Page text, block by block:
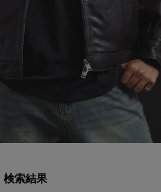
検索結果